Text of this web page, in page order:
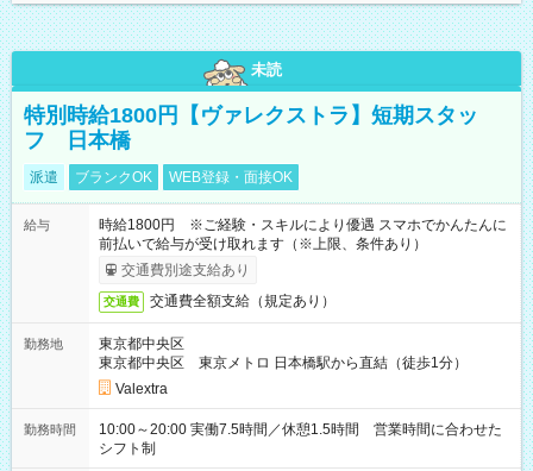
未読
特別時給1800円【ヴァレクストラ】短期スタッ
フ 日本橋
派遣 ブランクOK WEB登録・面接OK
給与
時給1800円 ※ご経験・スキルにより優遇 スマホでかんたんに
前払いで給与が受け取れます（※上限、条件あり）
交通費別途支給あり
交通費 交通費全額支給（規定あり）
勤務地
東京都中央区
東京都中央区 東京メトロ 日本橋駅から直結（徒歩1分）
Valextra
勤務時間
10:00～20:00 実働7.5時間／休憩1.5時間 営業時間に合わせた
シフト制